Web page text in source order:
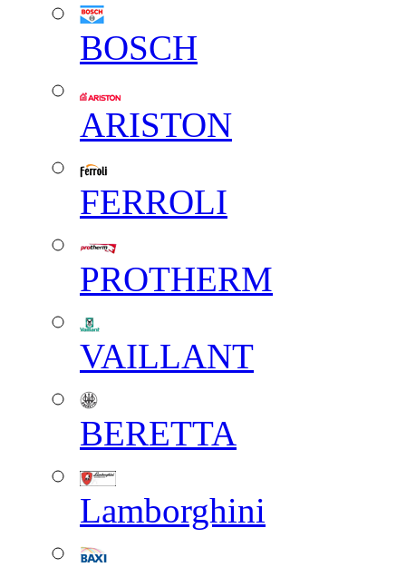
BOSCH
ARISTON
FERROLI
PROTHERM
VAILLANT
BERETTA
Lamborghini